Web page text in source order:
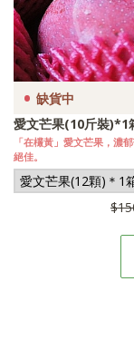
• 缺貨中
愛文芒果(10斤裝)*1
「在欉黃」愛文芒果，濃
絕佳。